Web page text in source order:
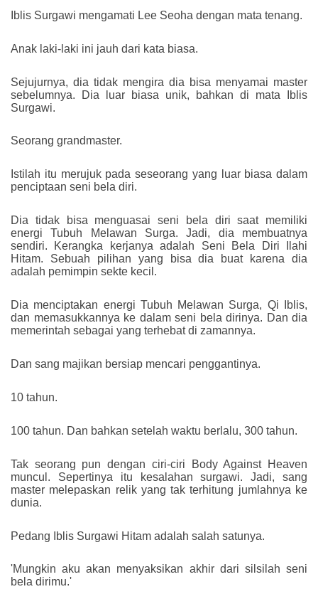
Iblis Surgawi mengamati Lee Seoha dengan mata tenang.
Anak laki-laki ini jauh dari kata biasa.
Sejujurnya, dia tidak mengira dia bisa menyamai master
sebelumnya. Dia luar biasa unik, bahkan di mata Iblis
Surgawi.
Seorang grandmaster.
Istilah itu merujuk pada seseorang yang luar biasa dalam
penciptaan seni bela diri.
Dia tidak bisa menguasai seni bela diri saat memiliki
energi Tubuh Melawan Surga. Jadi, dia membuatnya
sendiri. Kerangka kerjanya adalah Seni Bela Diri Ilahi
Hitam. Sebuah pilihan yang bisa dia buat karena dia
adalah pemimpin sekte kecil.
Dia menciptakan energi Tubuh Melawan Surga, Qi Iblis,
dan memasukkannya ke dalam seni bela dirinya. Dan dia
memerintah sebagai yang terhebat di zamannya.
Dan sang majikan bersiap mencari penggantinya.
10 tahun.
100 tahun. Dan bahkan setelah waktu berlalu, 300 tahun.
Tak seorang pun dengan ciri-ciri Body Against Heaven
muncul. Sepertinya itu kesalahan surgawi. Jadi, sang
master melepaskan relik yang tak terhitung jumlahnya ke
dunia.
Pedang Iblis Surgawi Hitam adalah salah satunya.
'Mungkin aku akan menyaksikan akhir dari silsilah seni
bela dirimu.'